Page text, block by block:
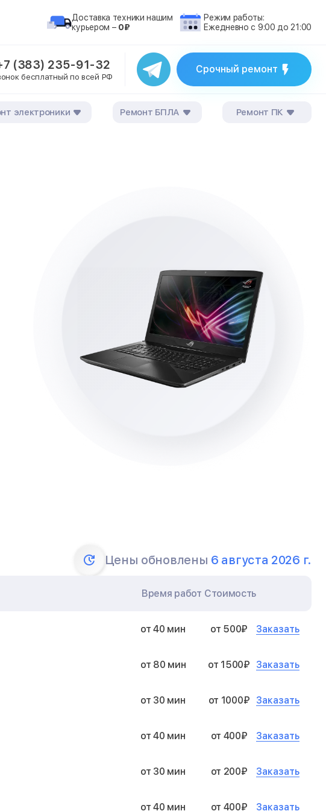
Доставка техники нашим
курьером – 0₽
Режим работы:
Ежедневно с 9:00 до 21:00
(383) 235-91-32
бесплатный по всей РФ
Срочный ремонт
электроники Ремонт БПЛА Ремонт ПК
Цены обновлены 6 августа 2026 г.
Время работ Стоимость
от 40 мин от 500₽ Заказать
от 80 мин от 1500₽ Заказать
от 30 мин от 1000₽ Заказать
от 40 мин от 400₽ Заказать
от 30 мин от 200₽ Заказать
от 40 мин от 400₽ Заказать